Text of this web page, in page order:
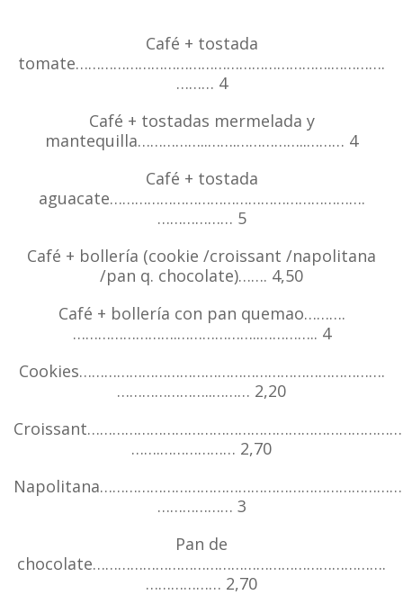
Café + tostada
tomate…………………………………………………….………….
……… 4
Café + tostadas mermelada y
mantequilla……………..…….……………..……… 4
Café + tostada
aguacate…………………………………………………….
……………… 5
Café + bollería (cookie /croissant /napolitana
/pan q. chocolate)……. 4,50
Café + bollería con pan quemao……….
…………………….………………..………….. 4
Cookies……………………………………………………………….
…………………..……… 2,20
…….……………… 2,70
……………… 3
Pan de
chocolate…………………………………………………………….
……………… 2,70